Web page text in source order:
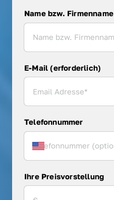
Name bzw. Firmenname
Name bzw. Firmenname
E-Mail (erforderlich)
Telefonnummer
Ihre Preisvorstellung